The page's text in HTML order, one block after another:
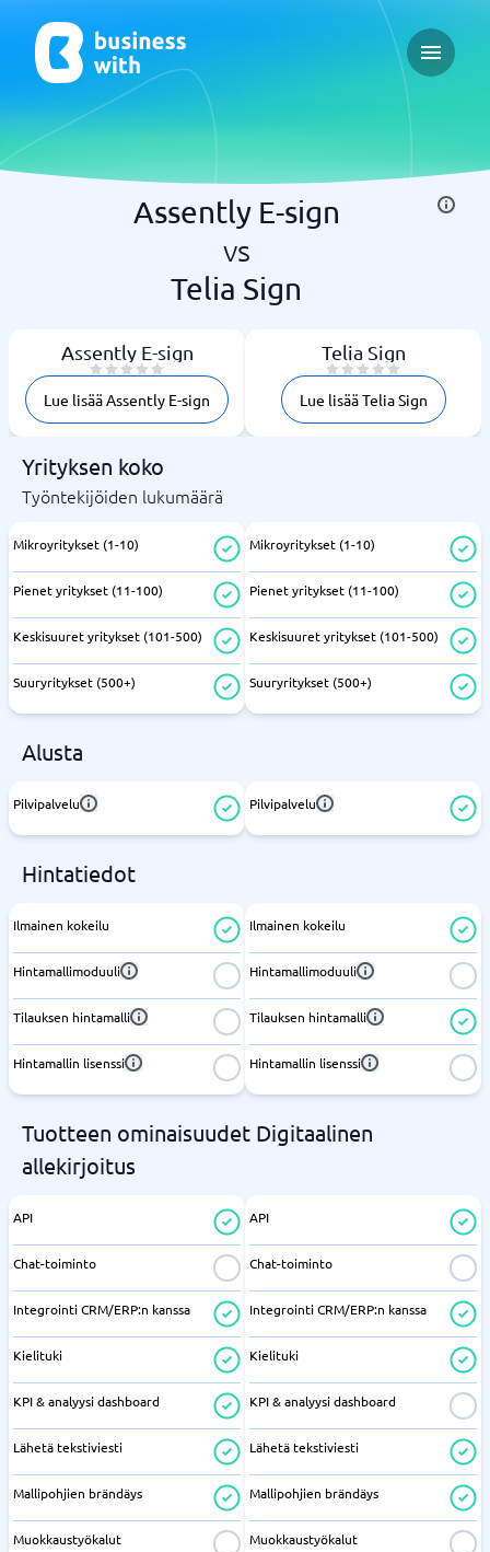
Open
Assently E-sign
vs
Telia Sign
Assently E-sign
Lue lisää Assently E-sign
Telia Sign
Lue lisää Telia Sign
Yrityksen koko
Työntekijöiden lukumäärä
Mikroyritykset (1-10)
Pienet yritykset (11-100)
Keskisuuret yritykset (101-500)
Suuryritykset (500+)
Mikroyritykset (1-10)
Pienet yritykset (11-100)
Keskisuuret yritykset (101-500)
Suuryritykset (500+)
Alusta
Pilvipalvelu Pilvipalvelu
Hintatiedot
Ilmainen kokeilu
Hintamallimoduuli
Tilauksen hintamalli
Hintamallin lisenssi
Ilmainen kokeilu
Hintamallimoduuli
Tilauksen hintamalli
Hintamallin lisenssi
Tuotteen ominaisuudet Digitaalinen
allekirjoitus
API
Chat-toiminto
Integrointi CRM/ERP:n kanssa
Kielituki
KPI & analyysi dashboard
Lähetä tekstiviesti
Mallipohjien brändäys
Muokkaustyökalut
API
Chat-toiminto
Integrointi CRM/ERP:n kanssa
Kielituki
KPI & analyysi dashboard
Lähetä tekstiviesti
Mallipohjien brändäys
Muokkaustyökalut